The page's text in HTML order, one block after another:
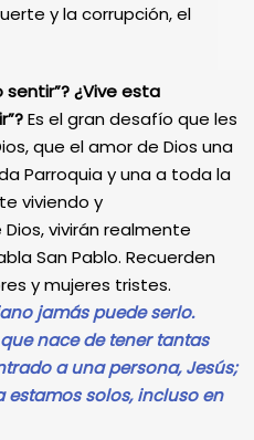
y la corrupción, el
sentir”? ¿Vive esta
Es el gran desafío que les
que el amor de Dios una
Parroquia y una a toda la
viviendo y
vivirán realmente
San Pablo. Recuerden
y mujeres tristes.
jamás puede serlo.
nace de tener tantas
a una persona, Jesús;
estamos solos, incluso en